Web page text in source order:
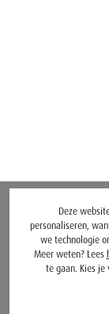
Deze
personaliseren,
we technologie
Meer weten? Lees
te gaan. Kies je